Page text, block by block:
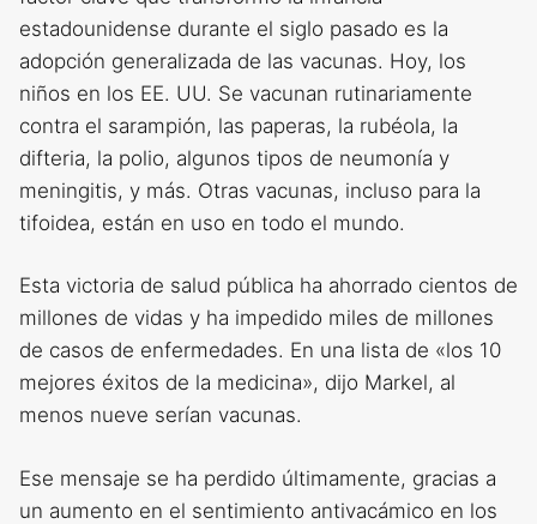
estadounidense durante el siglo pasado es la
adopción generalizada de las vacunas. Hoy, los
niños en los EE. UU. Se vacunan rutinariamente
contra el sarampión, las paperas, la rubéola, la
difteria, la polio, algunos tipos de neumonía y
meningitis, y más. Otras vacunas, incluso para la
tifoidea, están en uso en todo el mundo.
Esta victoria de salud pública ha ahorrado cientos de
millones de vidas y ha impedido miles de millones
de casos de enfermedades. En una lista de «los 10
mejores éxitos de la medicina», dijo Markel, al
menos nueve serían vacunas.
Ese mensaje se ha perdido últimamente, gracias a
un aumento en el sentimiento antivacámico en los